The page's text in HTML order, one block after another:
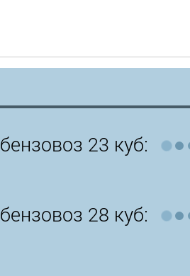
бензовоз 23 куб:
бензовоз 28 куб: